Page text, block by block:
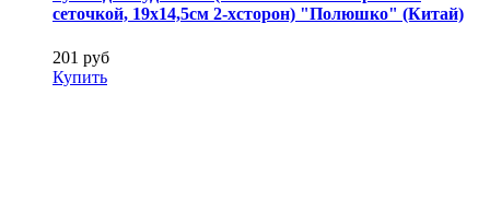
сеточкой, 19х14,5см 2-хсторон) "Полюшко" (Китай)
201 руб
Купить